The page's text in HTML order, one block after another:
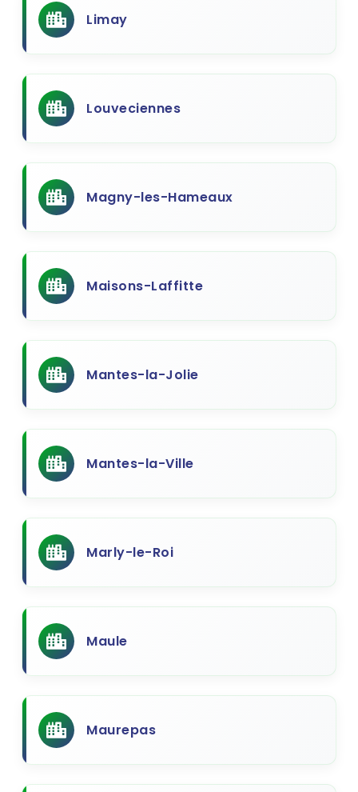
Limay
Louveciennes
Magny-les-Hameaux
Maisons-Laffitte
Mantes-la-Jolie
Mantes-la-Ville
Marly-le-Roi
Maule
Maurepas